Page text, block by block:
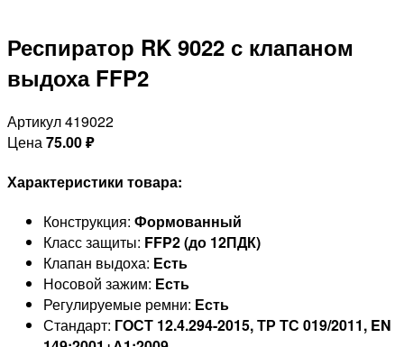
Респиратор RK 9022 с клапаном
выдоха FFP2
Артикул 419022
Цена75.00₽
Характеристики товара:
Конструкция: Формованный
Класс защиты: FFP2 (до 12ПДК)
Клапан выдоха: Есть
Носовой зажим: Есть
Регулируемые ремни: Есть
Стандарт: ГОСТ 12.4.294-2015, ТР ТС 019/2011, EN